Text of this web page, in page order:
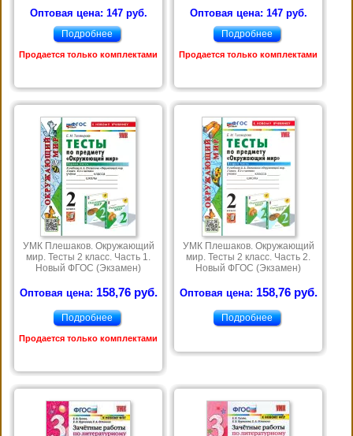
Оптовая цена: 147 руб.
Подробнее
Продается только комплектами
Оптовая цена: 147 руб.
Подробнее
Продается только комплектами
УМК Плешаков. Окружающий
мир. Тесты 2 класс. Часть 1.
Новый ФГОС (Экзамен)
Оптовая цена: 158,76 руб.
Подробнее
Продается только комплектами
УМК Плешаков. Окружающий
мир. Тесты 2 класс. Часть 2.
Новый ФГОС (Экзамен)
Оптовая цена: 158,76 руб.
Подробнее